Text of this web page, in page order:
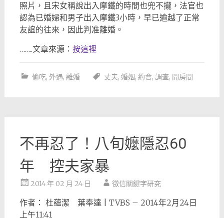
照片，且宋女稱說出入摩鐵的時間也兜不攏，法官也
認為已婚婦和男子出入摩鐵3小時，早已逾越了正常
友誼的往來，因此判准離婚。
……..文章來源： 按這裡
偷吃, 外遇, 離婚 丈夫, 婚姻, 約會, 調查, 開房間
不再忍了！八旬嬤隱忍60
年 控夫家暴
2014 年 02 月 24 日 徵信關鍵字研究
作者： 杜蘊潔 葉奉達 | TVBS – 2014年2月24日
上午11:41